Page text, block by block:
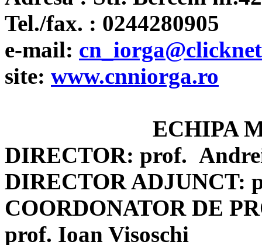
Tel./fax. : 0244280905
e-mail:
site: www.cnniorga.ro
ECHIPA
DIRECTOR: prof.
DIRECTOR ADJUNCT:
COORDONATOR DE
prof. Ioan Visoschi